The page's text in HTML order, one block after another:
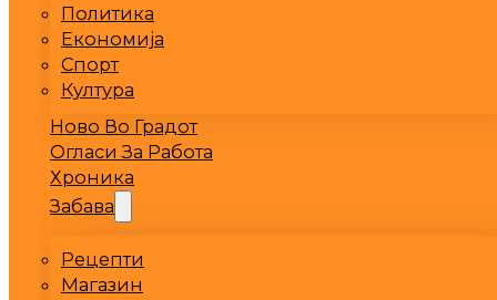
Политика
Економија
Спорт
Култура
Ново Во Градот
Огласи За Работа
Хроника
Забава
Рецепти
Магазин